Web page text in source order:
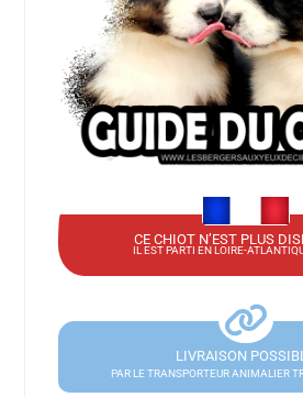
CE CHIOT N’EST PLUS
IL EST PARTI EN LOIRE-
LIVRAISON
PAR LE TRANSPORTEUR ANIMALIER